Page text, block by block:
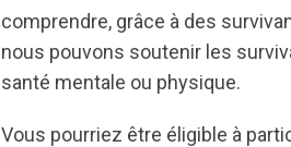
comprendre, grâce à des
nous pouvons soutenir les
santé mentale ou physique.
Vous pourriez être éligible à